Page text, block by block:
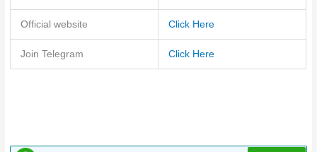
Official website Click Here
Join Telegram Click Here